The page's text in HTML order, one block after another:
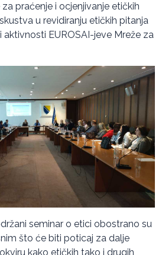
praćenje i ocjenjivanje etičkih
u revidiranju etičkih pitanja
EUROSAI-jeve Mreže za
seminar o etici obostrano su
što će biti poticaj za dalje
kako etičkih tako i drugih